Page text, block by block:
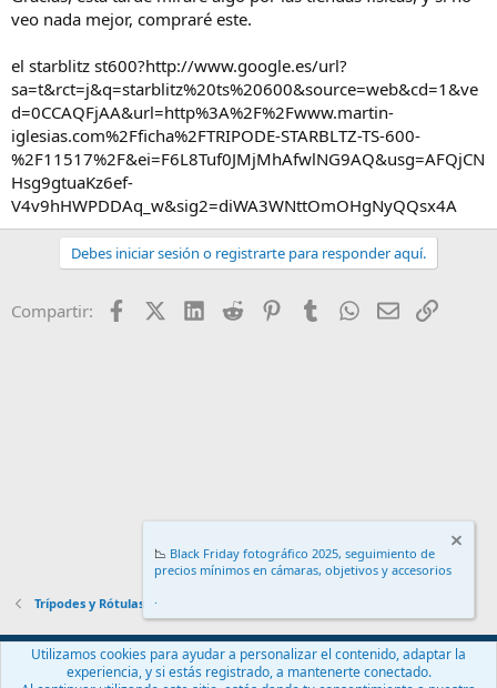
veo nada mejor, compraré este.
el starblitz st600?http://www.google.es/url?
sa=t&rct=j&q=starblitz%20ts%20600&source=web&cd=1&ve
d=0CCAQFjAA&url=http%3A%2F%2Fwww.martin-
iglesias.com%2Fficha%2FTRIPODE-STARBLTZ-TS-600-
%2F11517%2F&ei=F6L8Tuf0JMjMhAfwlNG9AQ&usg=AFQjCN
Hsg9gtuaKz6ef-
V4v9hHWPDDAq_w&sig2=diWA3WNttOmOHgNyQQsx4A
Debes iniciar sesión o registrarte para responder aquí.
Compartir: FacebookX (Twitter)
LinkedIn
Reddit PinterestTumblr WhatsApp
EmailEnlace
Trípodes y Rótulas
Español (ES)
Contáctanos
Términos y reglas Política de privacidad Ayuda
📉 Black Friday fotográfico 2025, seguimiento de
precios mínimos en cámaras, objetivos y accesorios
.
Utilizamos cookies para ayudar a personalizar el contenido, adaptar la
experiencia, y si estás registrado, a mantenerte conectado.